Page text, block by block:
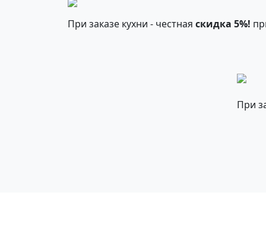
При заказе кухни - честная скидка 5%!
При